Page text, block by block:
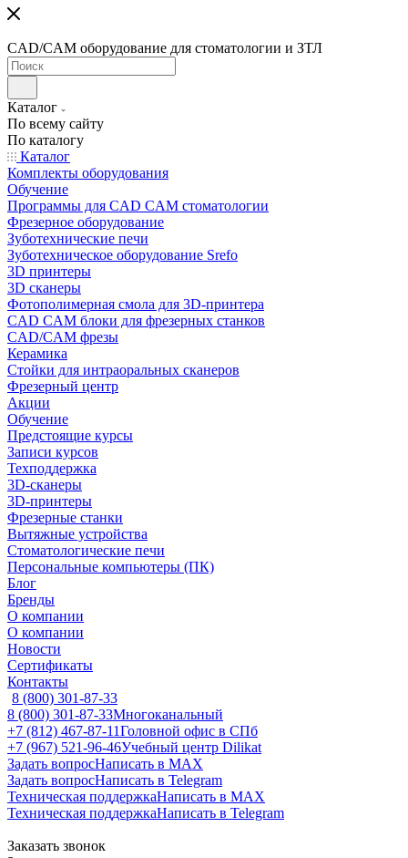
CAD/CAM оборудование для стоматологии и ЗТЛ
Каталог
По всему сайту
По каталогу
Каталог
Комплекты оборудования
Обучение
Программы для CAD CAM стоматологии
Фрезерное оборудование
Зуботехнические печи
Зуботехническое оборудование Srefo
3D принтеры
3D сканеры
Фотополимерная смола для 3D-принтера
CAD CAM блоки для фрезерных станков
CAD/CAM фрезы
Керамика
Стойки для интраоральных сканеров
Фрезерный центр
Акции
Обучение
Предстоящие курсы
Записи курсов
Техподдержка
3D-сканеры
3D-принтеры
Фрезерные станки
Вытяжные устройства
Стоматологические печи
Персональные компьютеры (ПК)
Блог
Бренды
О компании
О компании
Новости
Сертификаты
Контакты
8 (800) 301-87-33
8 (800) 301-87-33Многоканальный
+7 (812) 467-87-11Головной офис в СПб
+7 (967) 521-96-46Учебный центр Dilikat
Задать вопросНаписать в MAX
Задать вопросНаписать в Telegram
Техническая поддержкаНаписать в MAX
Техническая поддержкаНаписать в Telegram
Заказать звонок